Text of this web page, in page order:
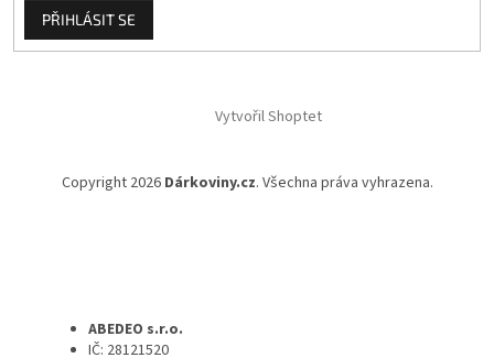
PŘIHLÁSIT SE
Vytvořil Shoptet
Copyright 2026 Dárkoviny.cz. Všechna práva vyhrazena.
ABEDEO s.r.o.
IČ: 28121520